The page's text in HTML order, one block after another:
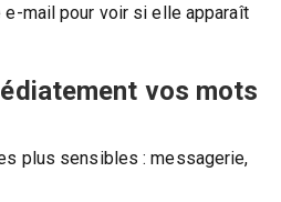
mail pour voir si elle apparaît
vos mots
plus sensibles : messagerie,